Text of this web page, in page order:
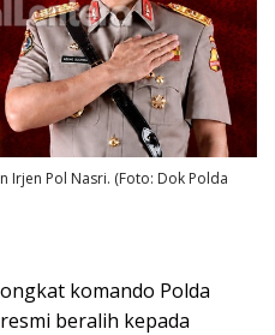
Irjen Pol Nasri. (Foto: Dok Polda
komando Polda
beralih kepada